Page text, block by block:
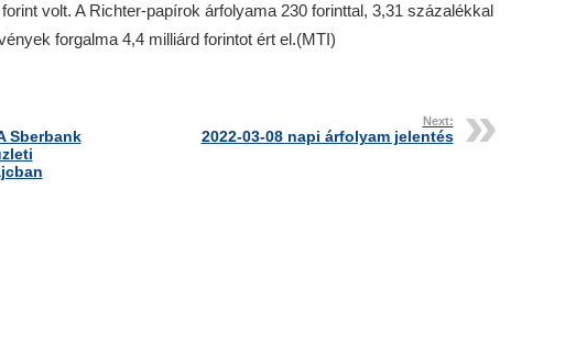
volt. A Richter-papírok árfolyama 230 forinttal, 3,31 százalékkal
forgalma 4,4 milliárd forintot ért el.(MTI)
Sberbank
Next:
2022-03-08 napi árfolyam jelentés